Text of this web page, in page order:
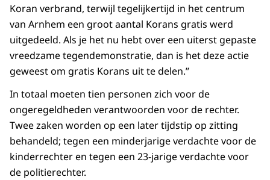
Koran verbrand, terwijl tegelijkertijd in het centrum
van Arnhem een groot aantal Korans gratis werd
uitgedeeld. Als je het nu hebt over een uiterst gepaste
vreedzame tegendemonstratie, dan is het deze actie
geweest om gratis Korans uit te delen.’’
In totaal moeten tien personen zich voor de
ongeregeldheden verantwoorden voor de rechter.
Twee zaken worden op een later tijdstip op zitting
behandeld; tegen een minderjarige verdachte voor de
kinderrechter en tegen een 23-jarige verdachte voor
de politierechter.